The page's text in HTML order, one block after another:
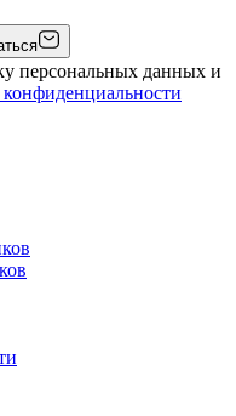
персональных данных и